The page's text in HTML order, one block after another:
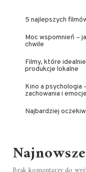
5 najlepszych
Moc wspomnień –
chwile
Filmy, które
produkcje lokalne
Kino a psychologia
zachowania i
Najbardziej